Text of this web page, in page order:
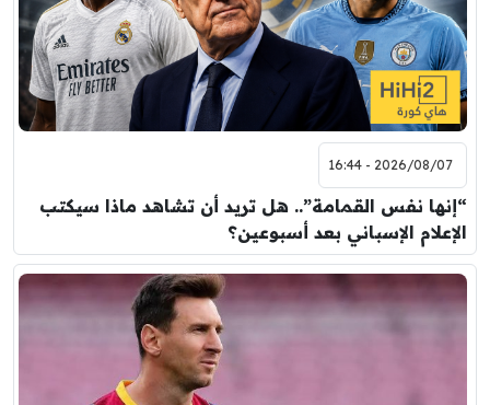
2026/08/07 - 16:44
“إنها نفس القمامة”.. هل تريد أن تشاهد ماذا سيكتب
الإعلام الإسباني بعد أسبوعين؟